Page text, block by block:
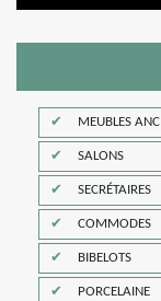
MEUBLES
SALONS
SECRÉTAIRES
COMMODES
BIBELOTS
PORCELAINE